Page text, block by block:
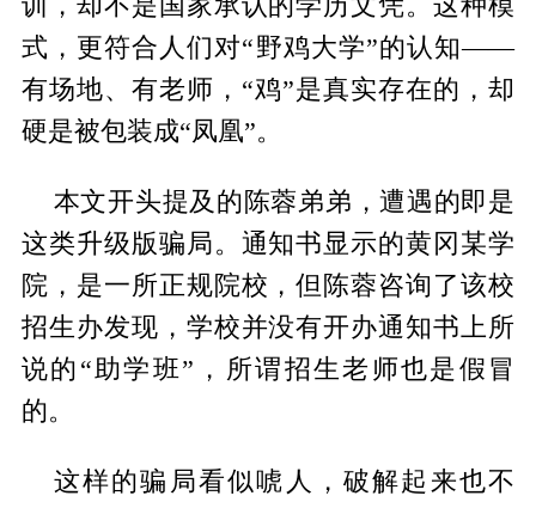
训，却不是国家承认的学历文凭。这种模
式，更符合人们对“野鸡大学”的认知——
有场地、有老师，“鸡”是真实存在的，却
硬是被包装成“凤凰”。
本文开头提及的陈蓉弟弟，遭遇的即是
这类升级版骗局。通知书显示的黄冈某学
院，是一所正规院校，但陈蓉咨询了该校
招生办发现，学校并没有开办通知书上所
说的“助学班”，所谓招生老师也是假冒
的。
这样的骗局看似唬人，破解起来也不